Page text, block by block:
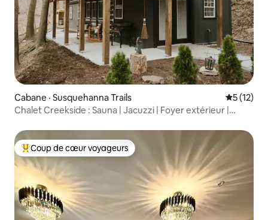
Cabane · Susquehanna Trails Note
5 (12)
Chalet Creekside : Sauna | Jacuzzi | Foyer extérieur |
Coup de cœur voyageurs parmi les plus aimés
Coup de cœur voyageurs